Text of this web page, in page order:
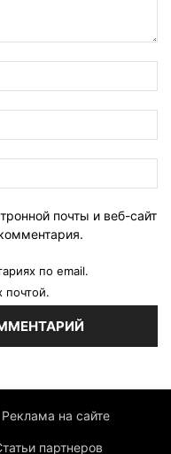
почты и веб-сайт
по email.
почтой.
Реклама на сайте
партнеров